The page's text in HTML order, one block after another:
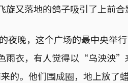
又落地的鸽子吸引了上前合
夜晚，这个广场的最中央举
雨衣，有人觉得以“乌泱泱”
的。他们围成圈，地上放了